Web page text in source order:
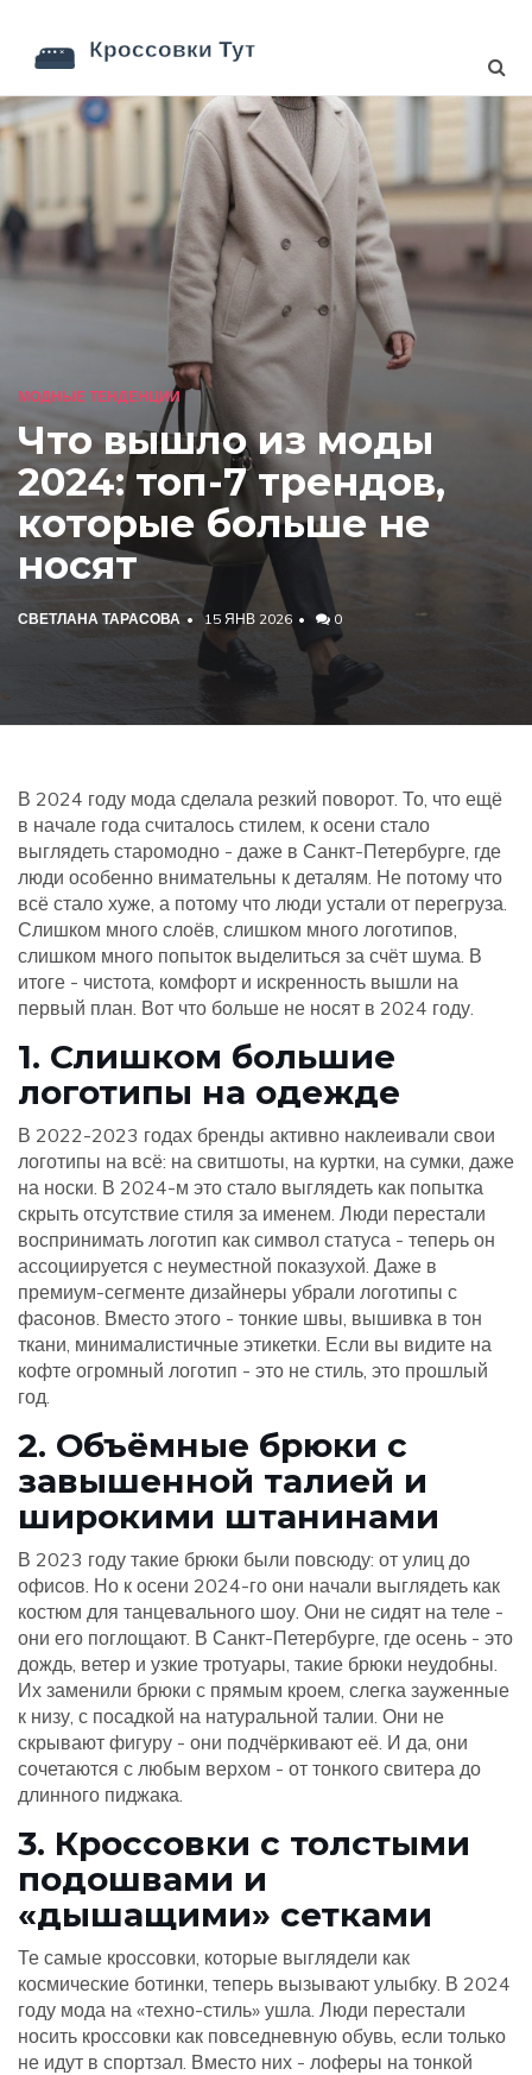
МОДНЫЕ ТЕНДЕНЦИИ
Что вышло из моды
2024: топ-7 трендов,
которые больше не
носят
СВЕТЛАНА ТАРАСОВА 15 ЯНВ 2026 0
В 2024 году мода сделала резкий поворот. То, что ещё
в начале года считалось стилем, к осени стало
выглядеть старомодно - даже в Санкт-Петербурге, где
люди особенно внимательны к деталям. Не потому что
всё стало хуже, а потому что люди устали от перегруза.
Слишком много слоёв, слишком много логотипов,
слишком много попыток выделиться за счёт шума. В
итоге - чистота, комфорт и искренность вышли на
первый план. Вот что больше не носят в 2024 году.
1. Слишком большие
логотипы на одежде
В 2022-2023 годах бренды активно наклеивали свои
логотипы на всё: на свитшоты, на куртки, на сумки, даже
на носки. В 2024-м это стало выглядеть как попытка
скрыть отсутствие стиля за именем. Люди перестали
воспринимать логотип как символ статуса - теперь он
ассоциируется с неуместной показухой. Даже в
премиум-сегменте дизайнеры убрали логотипы с
фасонов. Вместо этого - тонкие швы, вышивка в тон
ткани, минималистичные этикетки. Если вы видите на
кофте огромный логотип - это не стиль, это прошлый
год.
2. Объёмные брюки с
завышенной талией и
широкими штанинами
В 2023 году такие брюки были повсюду: от улиц до
офисов. Но к осени 2024-го они начали выглядеть как
костюм для танцевального шоу. Они не сидят на теле -
они его поглощают. В Санкт-Петербурге, где осень - это
дождь, ветер и узкие тротуары, такие брюки неудобны.
Их заменили брюки с прямым кроем, слегка зауженные
к низу, с посадкой на натуральной талии. Они не
скрывают фигуру - они подчёркивают её. И да, они
сочетаются с любым верхом - от тонкого свитера до
длинного пиджака.
3. Кроссовки с толстыми
подошвами и
«дышащими» сетками
Те самые кроссовки, которые выглядели как
космические ботинки, теперь вызывают улыбку. В 2024
году мода на «техно-стиль» ушла. Люди перестали
носить кроссовки как повседневную обувь, если только
не идут в спортзал. Вместо них - лоферы на тонкой